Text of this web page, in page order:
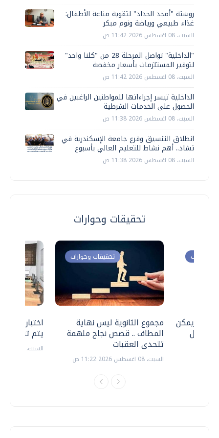
روشتة "أمجد الحداد" لتقوية مناعة الأطفال:
غذاء طبيعي ورياضة ونوم مبكر
السبت، 08 اغسطس 2026 11:42 ص
"الداخلية" تواصل المرحلة 28 من "كلنا واحد"
لتوفير المستلزمات بأسعار مخفضة
السبت، 08 اغسطس 2026 11:42 ص
الداخلية تيسر إجراءاتها للمواطنين الراغبين في
الحصول على الخدمات الشرطية
السبت، 08 اغسطس 2026 11:38 ص
انطلاق التنسيق وفرع جامعة الإسكندرية في
تشاد.. أهم نشاط للتعليم العالي بأسبوع
السبت، 08 اغسطس 2026 11:38 ص
تحقيقات وحوارات
اختبارات
يتم
السبت، 18 يوليو 2026 09:22 ص
تحقيقات وحوارات
مجموع الثانوية ليس نهاية
المطاف .. قصص نجاح ملهمة
تتحدى العقبات
السبت، 08 اغسطس 2026 11:22 ص
وحوارات
.. هل يمكن
نتعامل